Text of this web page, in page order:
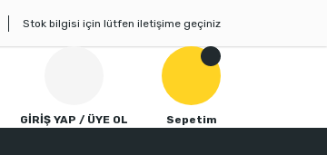
Stok bilgisi için lütfen iletişime geçiniz
GİRİŞ YAP / ÜYE OL Sepetim